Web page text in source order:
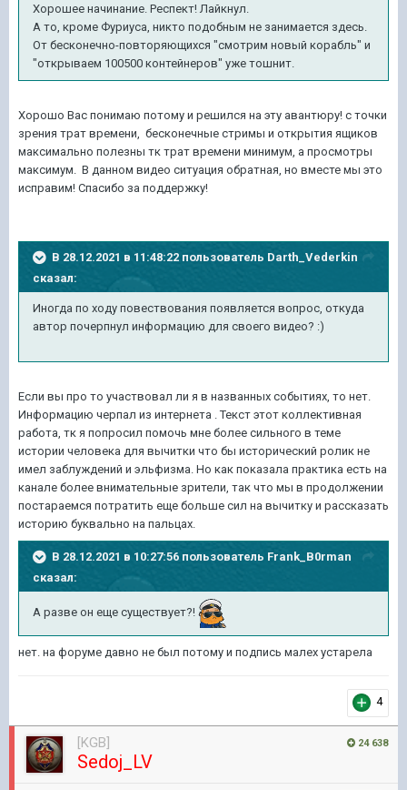
Хорошее начинание. Респект! Лайкнул.
А то, кроме Фуриуса, никто подобным не занимается здесь.
От бесконечно-повторяющихся "смотрим новый корабль" и
"открываем 100500 контейнеров" уже тошнит.
Хорошо Вас понимаю потому и решился на эту авантюру! с точки
зрения трат времени, бесконечные стримы и открытия ящиков
максимально полезны тк трат времени минимум, а просмотры
максимум. В данном видео ситуация обратная, но вместе мы это
исправим! Спасибо за поддержку!
В 28.12.2021 в 11:48:22 пользователь Darth_Vederkin
сказал:
Иногда по ходу повествования появляется вопрос, откуда
автор почерпнул информацию для своего видео? :)
Если вы про то участвовал ли я в названных событиях, то нет.
Информацию черпал из интернета . Текст этот коллективная
работа, тк я попросил помочь мне более сильного в теме
истории человека для вычитки что бы исторический ролик не
имел заблуждений и эльфизма. Но как показала практика есть на
канале более внимательные зрители, так что мы в продолжении
постараемся потратить еще больше сил на вычитку и рассказать
историю буквально на пальцах.
В 28.12.2021 в 10:27:56 пользователь Frank_B0rman
сказал:
А разве он еще существует?!
нет. на форуме давно не был потому и подпись малех устарела
4
24 638
[KGB]
Sedoj_LV